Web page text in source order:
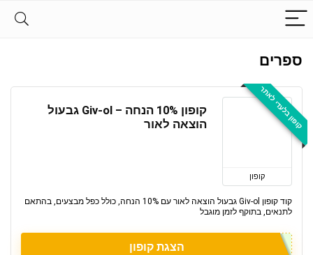
ספרים
קופון בלעדי לאתר
קופון
קופון 10% הנחה – Giv-ol גבעול
הוצאה לאור
קוד קופון Giv-ol גבעול הוצאה לאור עם 10% הנחה, כולל כפל מבצעים, בהתאם
לתנאים, בתוקף לזמן מוגבל
הצגת קופון